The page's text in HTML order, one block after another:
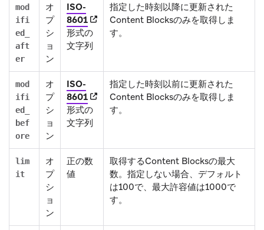
mod
ifi
ed_
aft
er
オ
プ
シ
ョ
ン
ISO-
8601(opens in new tab)
形式の
文字列
指定した時刻以降に更新された
Content Blocksのみを取得しま
す。
mod
ifi
ed_
bef
ore
オ
プ
シ
ョ
ン
ISO-
8601(opens in new tab)
形式の
文字列
指定した時刻以前に更新された
Content Blocksのみを取得しま
す。
lim
it
オ
プ
シ
ョ
ン
正の数
値
取得するContent Blocksの最大
数。指定しない場合、デフォルト
は100で、最大許容値は1000で
す。